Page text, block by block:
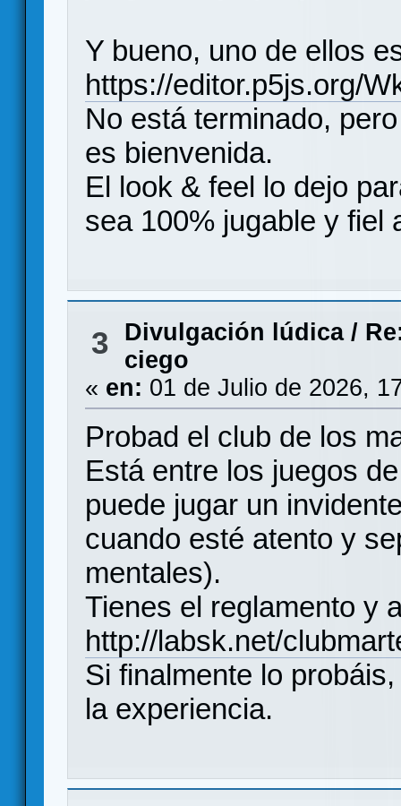
Y bueno, uno de ellos
https://editor.p5js.org/
No está terminado,
es bienvenida.
El look & feel lo dejo
sea 100% jugable y fiel
3 Divulgación lúdica/
ciego
« en: 01 de Julio de 2026,
Probad el club de los
Está entre los juegos
puede jugar un
cuando esté atento y
mentales).
Tienes el reglamento y
http://labsk.net/
Si finalmente lo
la experiencia.